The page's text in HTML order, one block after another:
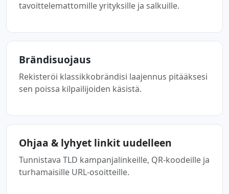
tavoittelemattomille yrityksille ja salkuille.
Brändisuojaus
Rekisteröi klassikkobrändisi laajennus pitääksesi
sen poissa kilpailijoiden käsistä.
Ohjaa & lyhyet linkit uudelleen
Tunnistava TLD kampanjalinkeille, QR-koodeille ja
turhamaisille URL-osoitteille.